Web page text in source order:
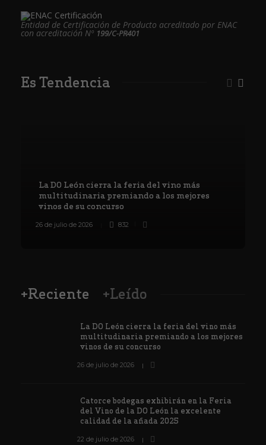
Entidad de Certificación de Producto acreditado por ENAC
con acreditación Nº 199/C-PR401
Es Tendencia
La DO León cierra la feria del vino más
multitudinaria premiando a los mejores
vinos de su concurso
26 de julio de 2026 832
+Reciente +Leído
La DO León cierra la feria del vino más
multitudinaria premiando a los mejores
vinos de su concurso
26 de julio de 2026
Catorce bodegas exhibirán en la Feria
del Vino de la DO León la excelente
calidad de la añada 2025
22 de julio de 2026